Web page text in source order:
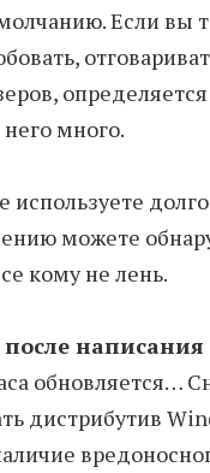
Если вы
много.
используете
можете
кому не лень.
написания
обновляется…
дистрибутив